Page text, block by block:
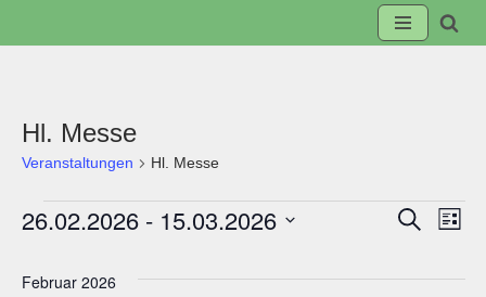
Hl. Messe
Veranstaltungen Hl. Messe
Suche
Suche
Liste
26.02.2026 - 15.03.2026
wählen.
Februar 2026